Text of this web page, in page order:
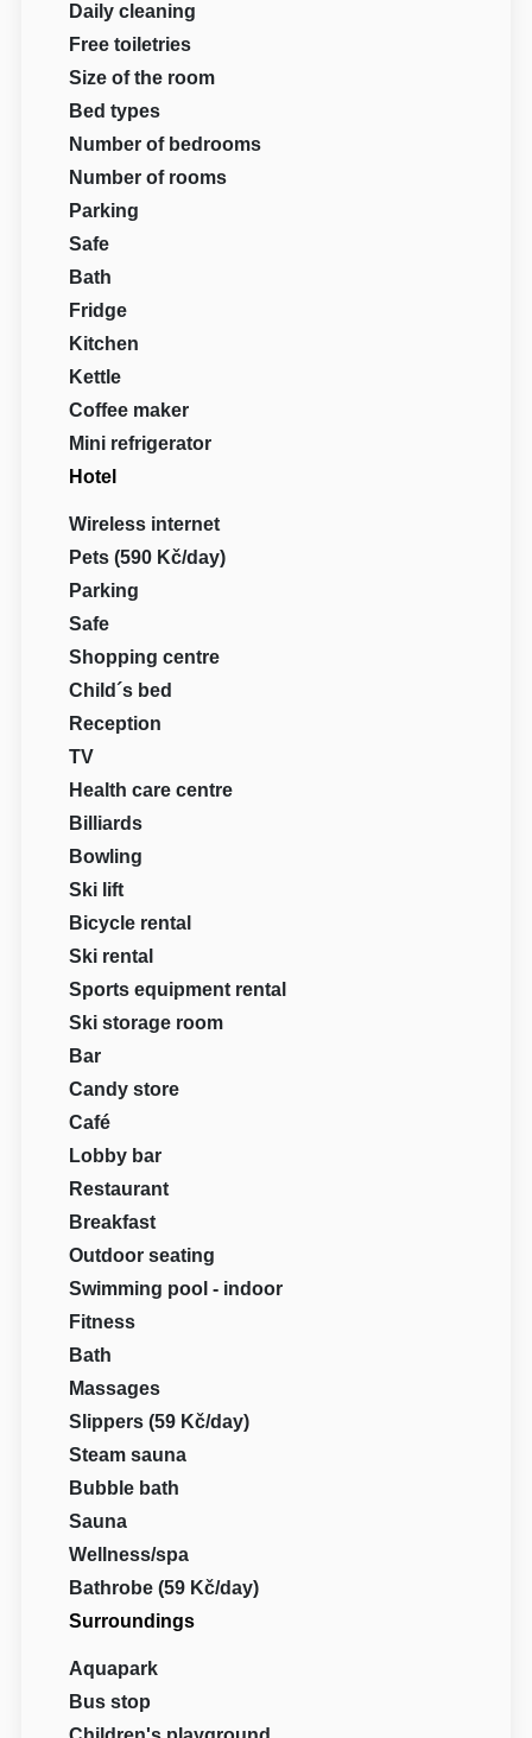
Daily cleaning
Free toiletries
Size of the room
Bed types
Number of bedrooms
Number of rooms
Parking
Safe
Bath
Fridge
Kitchen
Kettle
Coffee maker
Mini refrigerator
Hotel
Wireless internet
Pets (590 Kč/day)
Parking
Safe
Shopping centre
Child´s bed
Reception
TV
Health care centre
Billiards
Bowling
Ski lift
Bicycle rental
Ski rental
Sports equipment rental
Ski storage room
Bar
Candy store
Café
Lobby bar
Restaurant
Breakfast
Outdoor seating
Swimming pool - indoor
Fitness
Bath
Massages
Slippers (59 Kč/day)
Steam sauna
Bubble bath
Sauna
Wellness/spa
Bathrobe (59 Kč/day)
Surroundings
Aquapark
Bus stop